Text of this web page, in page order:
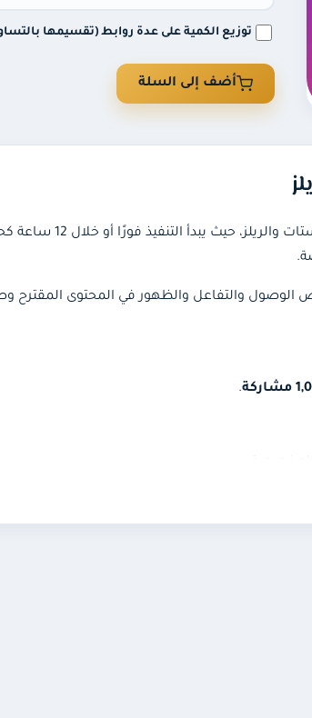
توزيع الكمية على عدة روابط (تقسيمها
أضف إلى السلة
للبوستات
الوصول والتفاعل والظهور في المحتوى
.